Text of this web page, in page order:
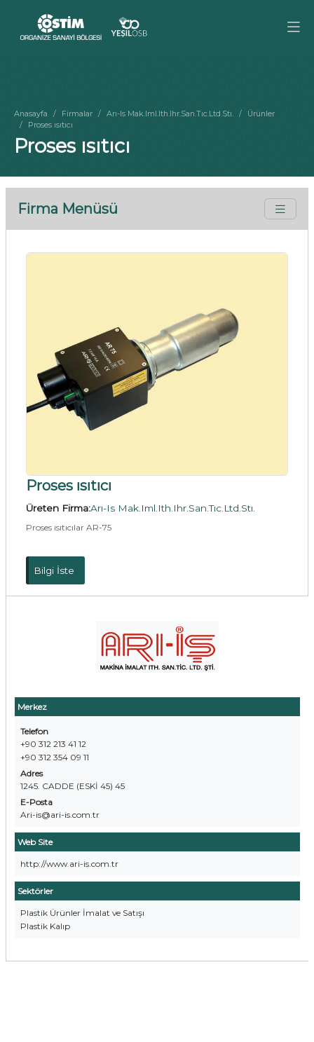
Anasayfa Firmalar Arı-Is Mak.Iml.Ith.Ihr.San.Tıc.Ltd.Stı.
Ürünler
Proses ısıtıcı
Proses ısıtıcı
Firma Menüsü
Merkez
Telefon
+90 312 213 41 12
+90 312 354 09 11
Adres
1245. CADDE (ESKİ 45) 45
E-Posta
Ari-is@ari-is.com.tr
Web Site
http://www.ari-is.com.tr
Sektörler
Plastik Ürünler İmalat ve Satışı
Plastik Kalıp
Proses ısıtıcı
Üreten Firma:Arı-Is Mak.Iml.Ith.Ihr.San.Tıc.Ltd.Stı.
Proses ısıtıcılar AR-75
Bilgi İste